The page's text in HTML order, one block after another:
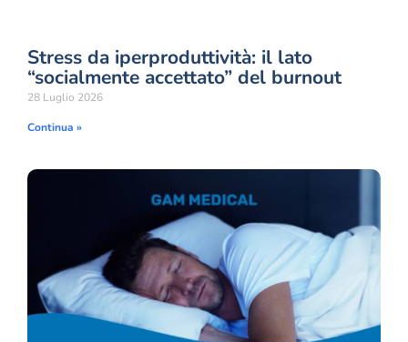
Stress da iperproduttività: il lato
“socialmente accettato” del burnout
28 Luglio 2026
Continua »